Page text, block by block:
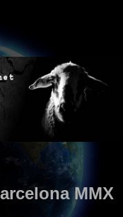
MMX